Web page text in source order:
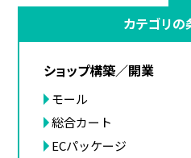
カテゴリ
ショップ構築／開業
モール
総合カート
ECパッケージ